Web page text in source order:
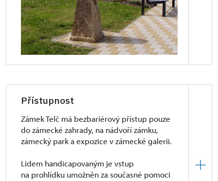
2. parkoviště - Tobiáškova ulice
Všechny parkoviště jsouzpoplatněna - parkovací
automat
. Pouzeparkoviště na Korábě
(U
Staroměstského rybníka) je
bezplatné parkoviště
Vzdálené cca 15 min. od náměstí a zámku.
Přístupnost
Zámek Telč má bezbariérový přístup pouze
do zámecké zahrady, na nádvoří zámku,
zámecký park a expozice v zámecké galerii.
Lidem handicapovaným je vstup
na prohlídku umožněn za současné pomoci